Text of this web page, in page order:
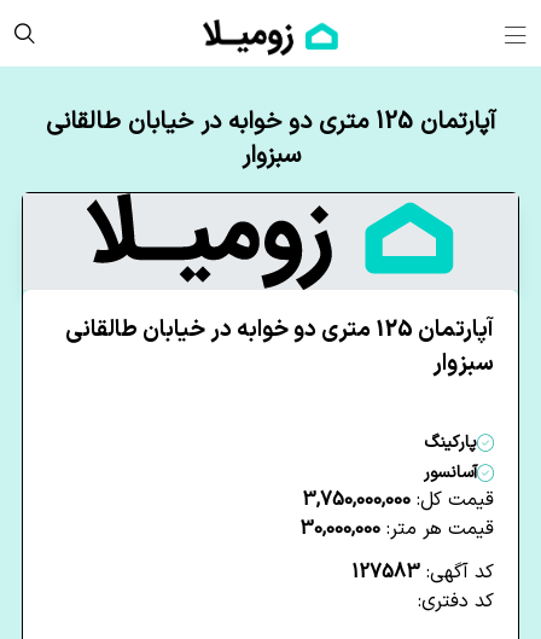
آپارتمان 125 متری دو خوابه در خیابان طالقانی
سبزوار
آپارتمان 125 متری دو خوابه در خیابان طالقانی
سبزوار
پارکینگ
آسانسور
قیمت کل: 3,750,000,000
قیمت هر متر: 30,000,000
کد آگهی: 127583
کد دفتری: